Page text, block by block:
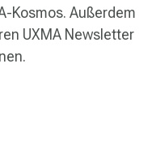
Kosmos. Außerdem
UXMA Newsletter